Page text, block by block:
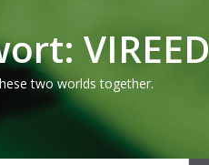
VIREED
two worlds together.